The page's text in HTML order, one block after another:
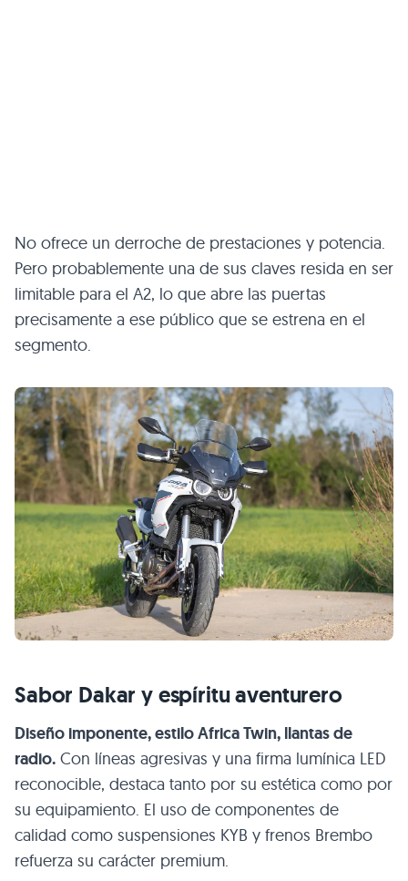
No ofrece un derroche de prestaciones y potencia.
Pero probablemente una de sus claves resida en ser
limitable para el A2, lo que abre las puertas
precisamente a ese público que se estrena en el
segmento.
Sabor Dakar y espíritu aventurero
Diseño imponente, estilo Africa Twin, llantas de
radio. Con líneas agresivas y una firma lumínica LED
reconocible, destaca tanto por su estética como por
su equipamiento. El uso de componentes de
calidad como suspensiones KYB y frenos Brembo
refuerza su carácter premium.